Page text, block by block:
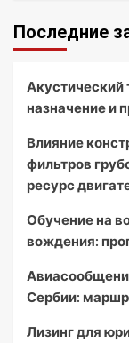
Последние
Акустический
назначение и
Влияние
фильтров
ресурс
Обучение на
вождения:
Сербии:
Лизинг для